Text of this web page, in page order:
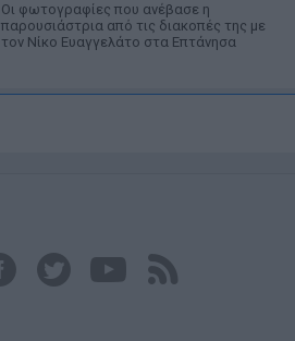
Οι φωτογραφίες που ανέβασε η
παρουσιάστρια από τις διακοπές της με
τον Νίκο Ευαγγελάτο στα Επτάνησα